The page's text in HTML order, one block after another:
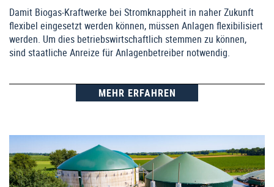
Damit Biogas-Kraftwerke bei Stromknappheit in naher Zukunft
flexibel eingesetzt werden können, müssen Anlagen flexibilisiert
werden. Um dies betriebswirtschaftlich stemmen zu können,
sind staatliche Anreize für Anlagenbetreiber notwendig.
MEHR ERFAHREN